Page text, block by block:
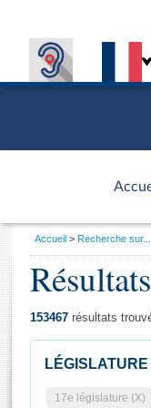
Général
Vous
Accueil Recherche sur...
153467 résultats
LÉGISLATURE
17e législature (X)